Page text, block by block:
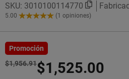
SKU: 3010100114770
5.00
5.00
Estrellas!
(1 opiniones)
Promoción
$1,956.91$1,525.00